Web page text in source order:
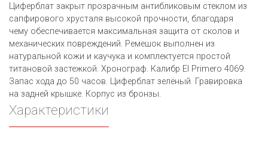
Циферблат закрыт прозрачным антибликовым стеклом из
сапфирового хрусталя высокой прочности, благодаря
чему обеспечивается максимальная защита от сколов и
механических повреждений. Ремешок выполнен из
натуральной кожи и каучука и комплектуется простой
титановой застежкой. Хронограф. Калибр El Primero 4069.
Запас хода до 50 часов. Циферблат зелёный. Гравировка
на задней крышке. Корпус из бронзы.
Характеристики